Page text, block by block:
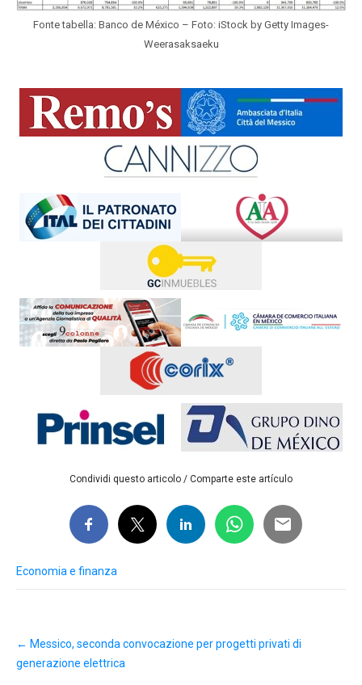
Fonte tabella: Banco de México – Foto: iStock by Getty Images-
Weerasaksaeku
Condividi questo articolo / Comparte este artículo
Economia e finanza
navigation
← Messico, seconda convocazione per progetti privati di
generazione elettrica